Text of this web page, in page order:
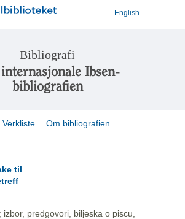
English
Bibliografi
Ibsen-
bibliografien
Verkliste Om bibliografien
til
izbor, predgovori, biljeska o piscu,